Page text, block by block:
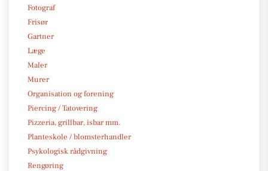
Fotograf
Frisør
Gartner
Læge
Maler
Murer
Organisation og forening
Piercing / Tatovering
Pizzeria, grillbar, isbar mm.
Planteskole / blomsterhandler
Psykologisk rådgivning
Rengøring